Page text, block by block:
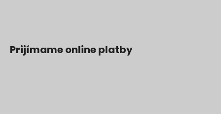
Prijímame online platby